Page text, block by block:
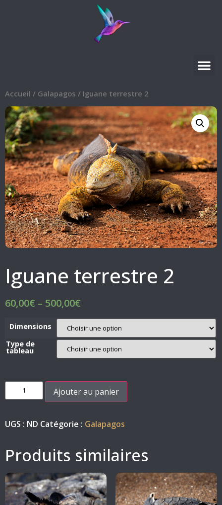
Accueil / Galapagos / Iguane terrestre 2
Iguane terrestre 2
60,00€ – 500,00€
Dimensions
Type de
tableau
Ajouter au panier
UGS : ND Catégorie : Galapagos
Produits similaires